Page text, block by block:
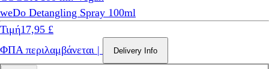
weDo Detangling Spray 100ml
Τιμή17,95 £
ΦΠΑ περιλαμβάνεται | Delivery Info